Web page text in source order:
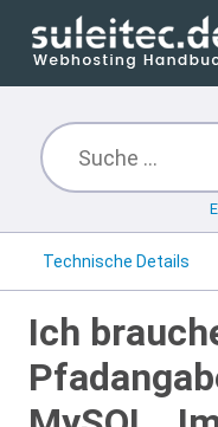
Technische Details
Ich